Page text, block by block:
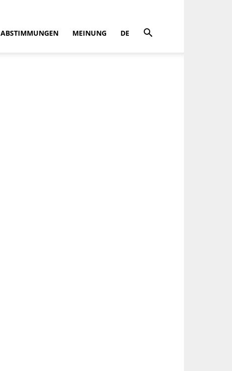
ABSTIMMUNGEN MEINUNG DE